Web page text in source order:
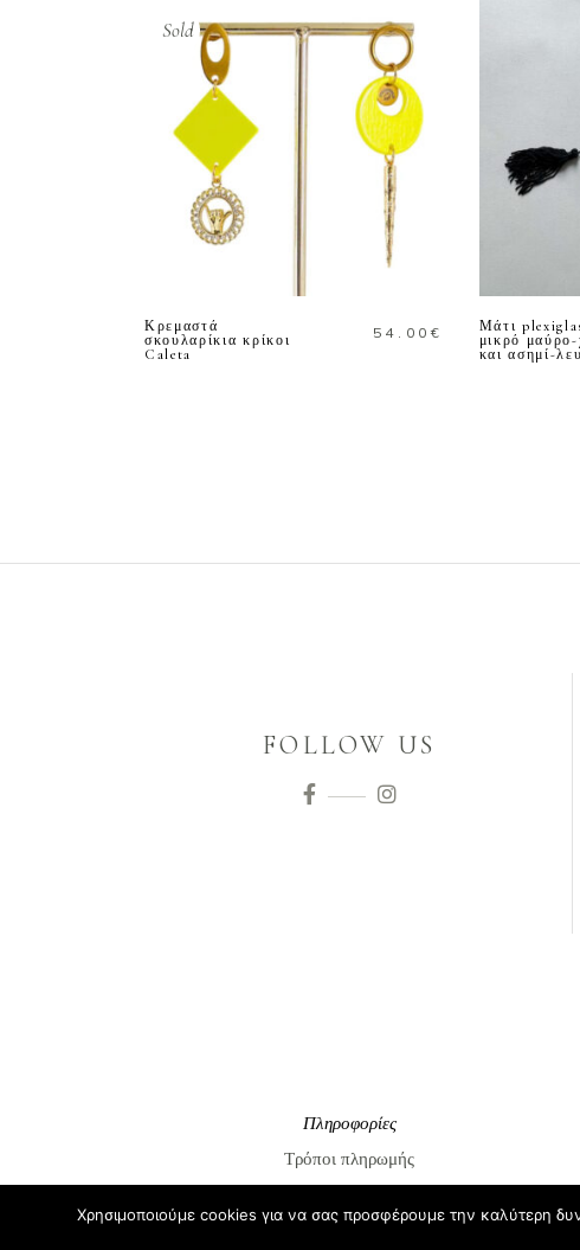
Sold
Κρεμαστά
σκουλαρίκια κρίκοι
Caleta
54.00 €
Μάτι
μικρό
και ασημί-
FOLLOW US
Πληροφορίες
Τρόποι πληρωμής
Επιστροφές / Αλλαγές προϊόντων
Χρησιμοποιούμε cookies για να σας προσφέρουμε την καλύτερη